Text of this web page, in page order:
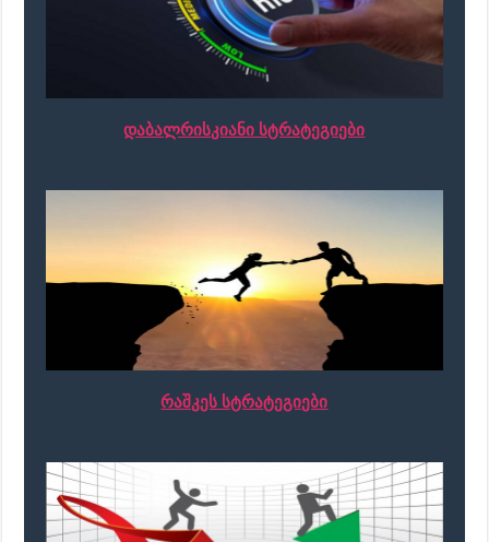
დაბალრისკიანი სტრატეგიები
რაშკეს სტრატეგიები